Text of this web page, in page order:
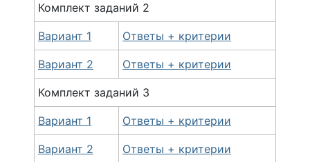
Комплект заданий 2
Вариант 1 Ответы + критерии
Вариант 2 Ответы + критерии
Комплект заданий 3
Вариант 1 Ответы + критерии
Вариант 2 Ответы + критерии